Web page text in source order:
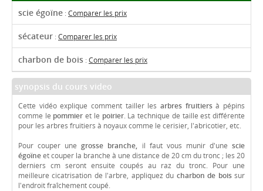
scie égoïne :Comparer les prix
sécateur :Comparer les prix
charbon de bois :Comparer les prix
synopsis du cours video
Cette vidéo explique comment tailler les arbres fruitiersà pépins
comme le pommier et le poirier. La technique de taille est différente
pour les arbres fruitiers à noyaux comme le cerisier, l'abricotier, etc.
Pour couper unegrosse branche, il faut vous munir d'unescie
égoïneet couper la branche à une distance de 20 cm du tronc ; les 20
derniers cm seront ensuite coupés au raz du tronc. Pour une
meilleure cicatrisation de l'arbre, appliquez du charbon de boissur
l'endroit fraîchement coupé.